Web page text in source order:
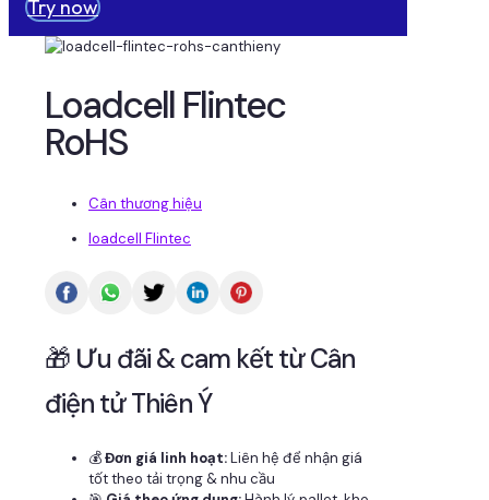
Try now
Loadcell Flintec
RoHS
Cân thương hiệu
loadcell Flintec
🎁 Ưu đãi & cam kết từ Cân
điện tử Thiên Ý
💰Đơn giá linh hoạt:Liên hệ để nhận giá
tốt theo tải trọng & nhu cầu